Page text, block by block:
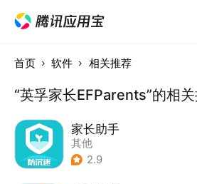
首页 软件 相关推荐
“英孚家长EFParents”的相
家长助手
其他
2.9